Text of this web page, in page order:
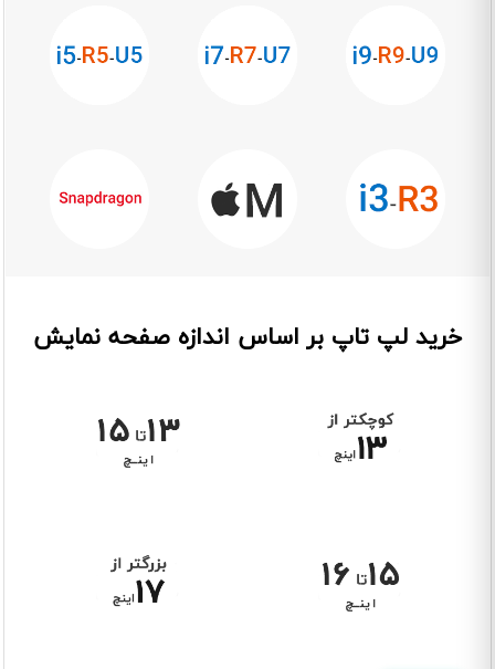
خرید لپ تاپ بر اساس اندازه صفحه نمایش